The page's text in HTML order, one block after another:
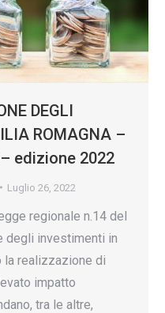
DEGLI
ROMAGNA –
edizione 2022
Luglio 26, 2022
regionale n.14 del
degli investimenti in
la realizzazione di
impatto
tra le altre,